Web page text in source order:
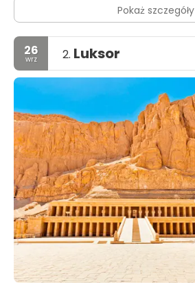
Pokaż szczegóły
26
wrz 2. Luksor